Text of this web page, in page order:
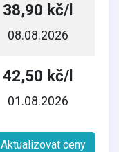
38,90 kč/l
08.08.2026
42,50 kč/l
01.08.2026
Aktualizovat ceny